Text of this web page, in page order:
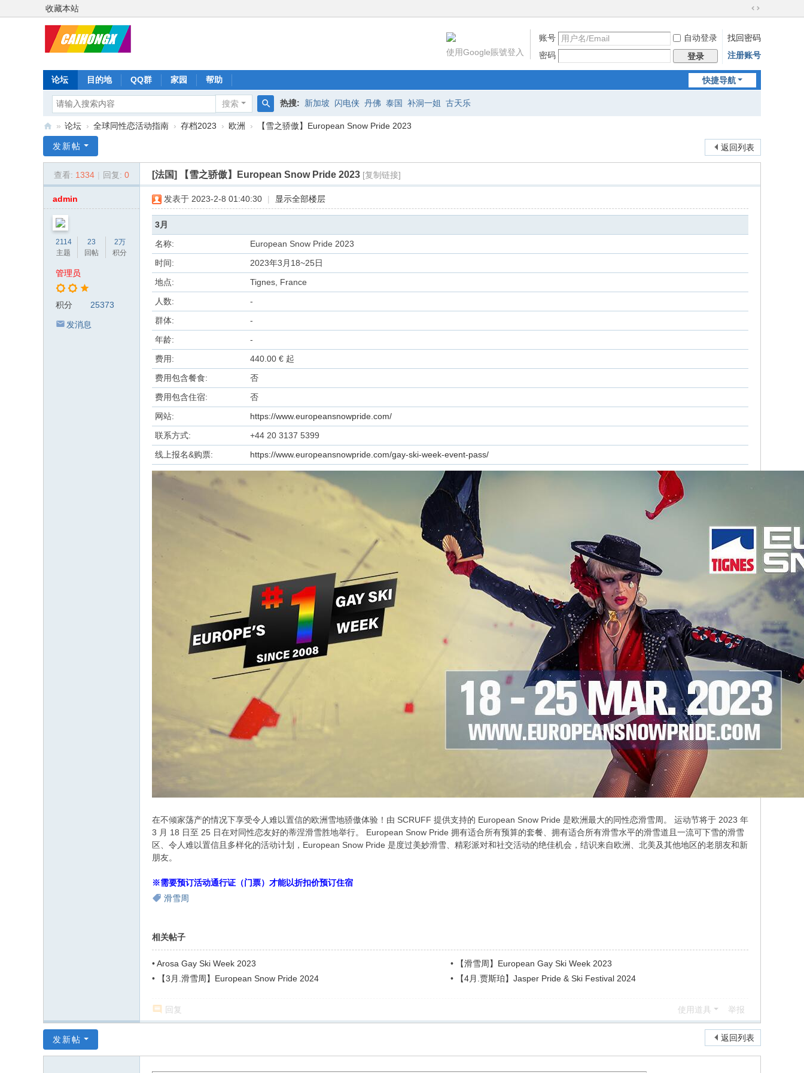
收藏本站
切
到
宽
版
账号 自动登录
找回密码
密码
登录 注册账号
使用Google賬號登入
快捷导航
论坛 目的地 QQ群 家园 帮助
搜索
搜
热搜: 新加坡 闪电侠 丹佛 泰国 补洞一姐 古天乐
虹
» 论坛 › 全球同性恋活动指南 › 存档2023 › 欧洲 › 【雪之骄傲】European Snow Pride 2023
返回列表
发新帖
查看: 1334 | 回复: 0 [法国] 【雪之骄傲】European Snow Pride 2023 [复制链接]
admin
2114
主题
23
回帖
2万
积分
管理员
积分 25373
发消息
发表于 2023-2-8 01:40:30 | 显示全部楼层
3月
名称:
European Snow Pride 2023
时间:
2023年3月18~25日
地点:
Tignes, France
人数:
-
群体:
-
年龄:
-
费用:
440.00 € 起
费用包含餐食:
否
费用包含住宿:
否
网站:
https://www.europeansnowpride.com/
联系方式:
+44 20 3137 5399
线上报名&购票:
https://www.europeansnowpride.com/gay-ski-week-event-pass/
在不倾家荡产的情况下享受令人难以置信的欧洲雪地骄傲体验！由 SCRUFF 提供支持的 European Snow Pride 是欧洲最大的同性恋滑雪周。 运动节将于 2023 年
3 月 18 日至 25 日在对同性恋友好的蒂涅滑雪胜地举行。 European Snow Pride 拥有适合所有预算的套餐、拥有适合所有滑雪水平的滑雪道且一流可下雪的滑雪
区、令人难以置信且多样化的活动计划，European Snow Pride 是度过美妙滑雪、精彩派对和社交活动的绝佳机会，结识来自欧洲、北美及其他地区的老朋友和新
朋友。
※需要预订活动通行证（门票）才能以折扣价预订住宿
滑雪周
相关帖子
•Arosa Gay Ski Week 2023 •
【滑雪周】European Gay Ski Week 2023
•
【3月.滑雪周】European Snow Pride 2024 • 【4月.贾斯珀】Jasper Pride & Ski Festival 2024
回复 使用道具 举报
返回列表
发新帖